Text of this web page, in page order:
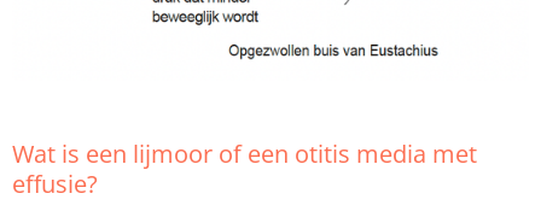
Wat is een lijmoor of een otitis media met
effusie?